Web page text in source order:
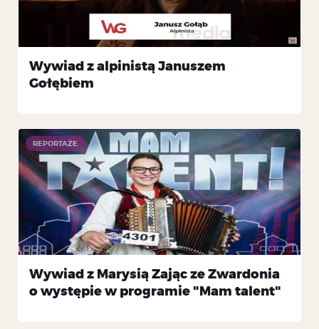
Wywiad z alpinistą Januszem
Gołębiem
Wywiad z Marysią Zając ze Zwardonia
o występie w programie "Mam talent"
REPORTAŻE